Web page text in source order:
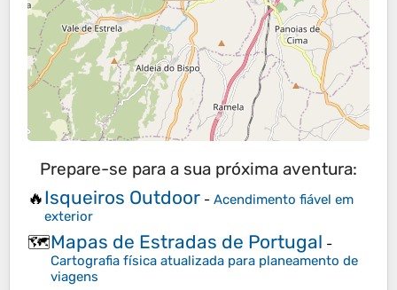
Prepare-se para a sua próxima aventura:
🔥Isqueiros Outdoor - Acendimento fiável em
exterior
🗺️Mapas de Estradas de Portugal -
Cartografia física atualizada para planeamento de
viagens